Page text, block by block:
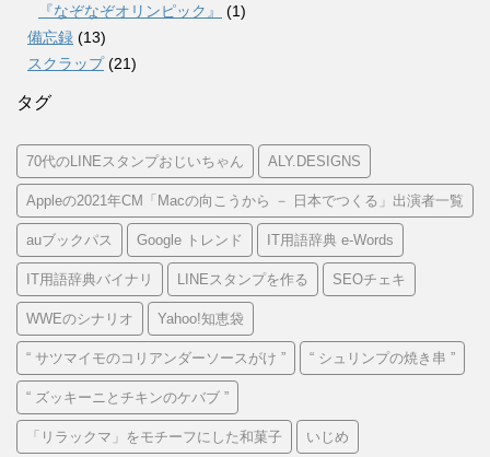
『なぞなぞオリンピック』
(1)
備忘録 (13)
スクラップ(21)
タグ
70代のLINEスタンプおじいちゃん ALY.DESIGNS
Appleの2021年CM「Macの向こうから － 日本でつくる」出演者一覧
auブックパス Google トレンド IT用語辞典 e-Words
IT用語辞典バイナリ LINEスタンプを作る SEOチェキ
WWEのシナリオ Yahoo!知恵袋
“ サツマイモのコリアンダーソースがけ ” “ シュリンプの焼き串 ”
“ ズッキーニとチキンのケバブ ”
「リラックマ」をモチーフにした和菓子 いじめ